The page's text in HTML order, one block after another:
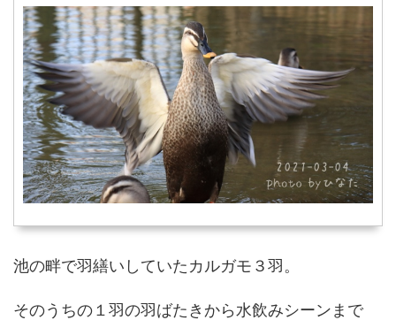
池の畔で羽繕いしていたカルガモ３羽。
そのうちの１羽の羽ばたきから水飲みシーンまで